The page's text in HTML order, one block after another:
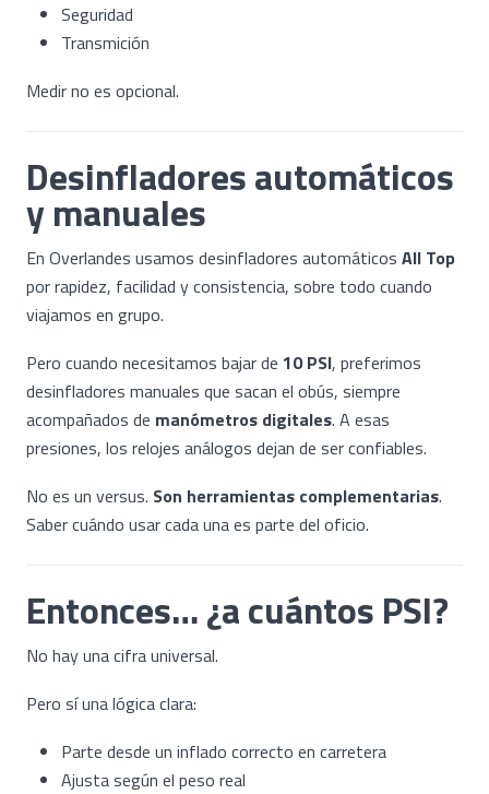
Seguridad
Transmición
Medir no es opcional.
Desinfladores automáticos
y manuales
En Overlandes usamos desinfladores automáticos All Top
por rapidez, facilidad y consistencia, sobre todo cuando
viajamos en grupo.
Pero cuando necesitamos bajar de 10 PSI, preferimos
desinfladores manuales que sacan el obús, siempre
acompañados de manómetros digitales. A esas
presiones, los relojes análogos dejan de ser confiables.
No es un versus. Son herramientas complementarias.
Saber cuándo usar cada una es parte del oficio.
Entonces… ¿a cuántos PSI?
No hay una cifra universal.
Pero sí una lógica clara:
Parte desde un inflado correcto en carretera
Ajusta según el peso real